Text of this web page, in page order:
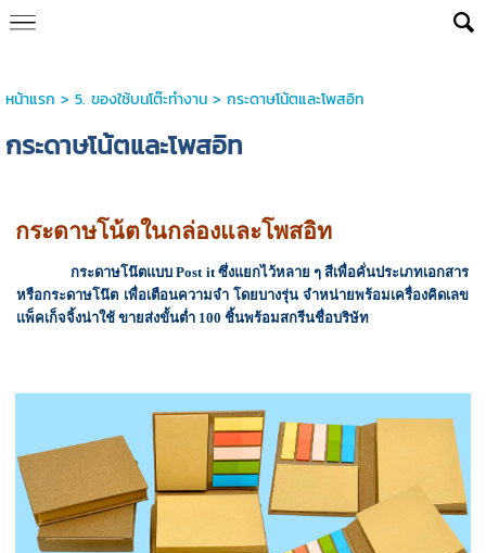
หน้าแรก > 5. ของใช้บนโต๊ะทำงาน> กระดาษโน้ตและโพสอิท
กระดาษโน้ตและโพสอิท
กระดาษโน้ตในกล่องและโพสอิท
กระดาษโน๊ตแบบ Post it ซึ่งแยกไว้หลาย ๆ สีเพื่อคั่นประเภทเอกสาร
หรือกระดาษโน๊ต เพื่อเตือนความจำ โดยบางรุ่น จำหน่ายพร้อมเครื่องคิดเลข
แพ็คเก็จจิ้งน่าใช้ ขายส่งขั้นต่ำ 100 ชิ้นพร้อมสกรีนชื่อบริษัท